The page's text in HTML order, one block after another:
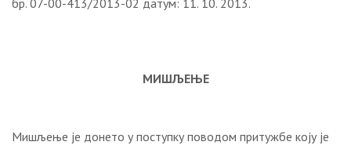
бр. 07-00-413/2013-02 датум: 11. 10. 2013.
МИШЉЕЊЕ
Мишљење је донето у поступку поводом притужбе коју je